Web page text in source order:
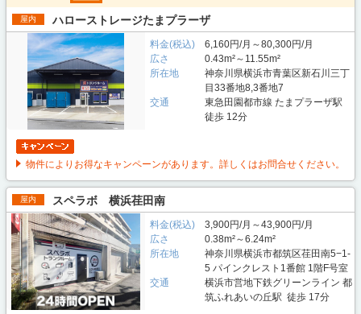
屋内 ハローストレージたまプラーザ
料金(税込)
6,160円/月～80,300円/月
広さ
0.43m²～11.55m²
所在地
神奈川県横浜市青葉区新石川三丁
目33番地8,3番地7
交通
東急田園都市線 たまプラーザ駅
徒歩 12分
物件によりお得なキャンペーンがあります。詳しくはお問合せください。
屋内 スペラボ 横浜荏田南
料金(税込)
3,900円/月～43,900円/月
広さ
0.38m²～6.24m²
所在地
神奈川県横浜市都筑区荏田南5−1-
5 パインクレスト1番館 1階F号室
交通
横浜市営地下鉄グリーンライン 都
筑ふれあいの丘駅 徒歩 17分